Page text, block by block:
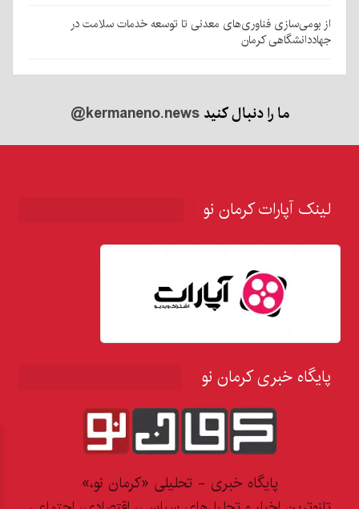
از بومی‌سازی فناوری‌های معدنی تا توسعه خدمات سلامت در
جهاددانشگاهی کرمان
ما را دنبال کنید@kermaneno.news
لینک آپارات کرمان نو
پایگاه خبری کرمان نو
پایگاه خبری - تحلیلی «کرمان نو،»